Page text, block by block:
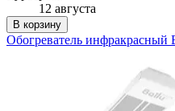
12 августа
В корзину
Обогреватель